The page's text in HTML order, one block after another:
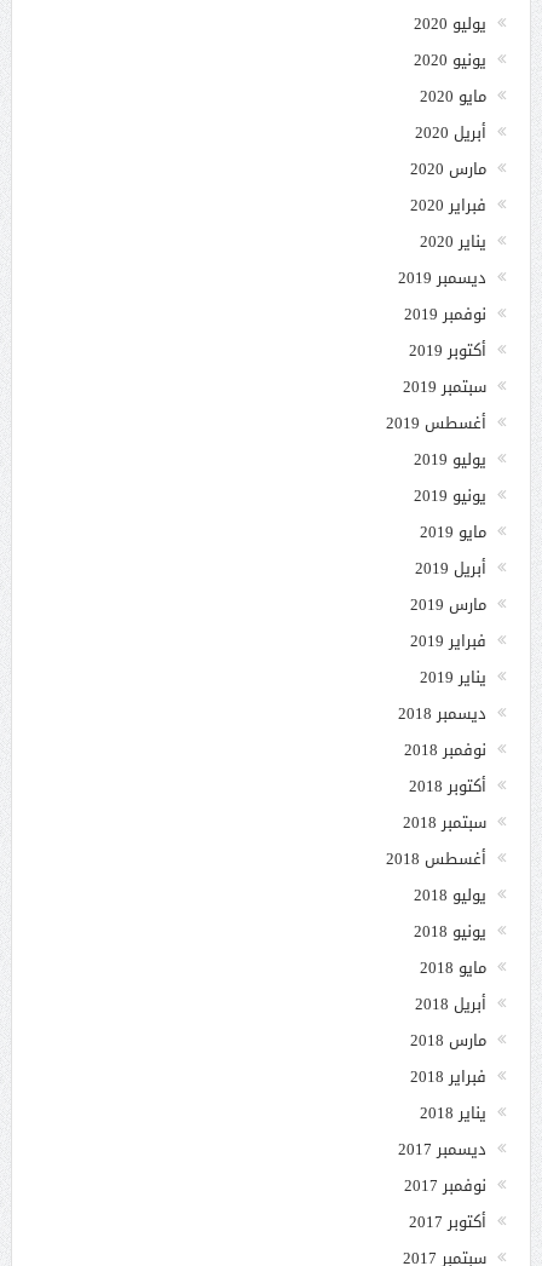
يوليو 2020
يونيو 2020
مايو 2020
أبريل 2020
مارس 2020
فبراير 2020
يناير 2020
ديسمبر 2019
نوفمبر 2019
أكتوبر 2019
سبتمبر 2019
أغسطس 2019
يوليو 2019
يونيو 2019
مايو 2019
أبريل 2019
مارس 2019
فبراير 2019
يناير 2019
ديسمبر 2018
نوفمبر 2018
أكتوبر 2018
سبتمبر 2018
أغسطس 2018
يوليو 2018
يونيو 2018
مايو 2018
أبريل 2018
مارس 2018
فبراير 2018
يناير 2018
ديسمبر 2017
نوفمبر 2017
أكتوبر 2017
سبتمبر 2017